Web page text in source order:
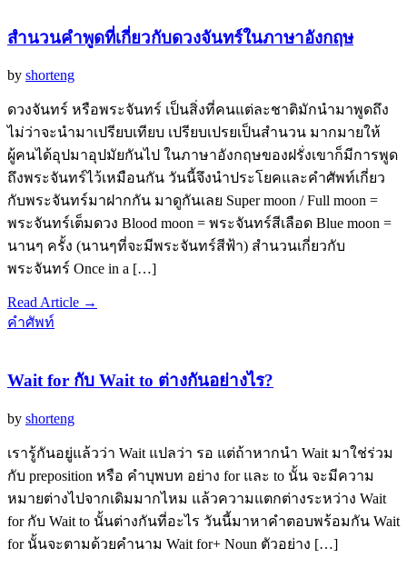
สำนวนคำพูดที่เกี่ยวกับดวงจันทร์ในภาษาอังกฤษ
by shorteng
ดวงจันทร์ หรือพระจันทร์ เป็นสิ่งที่คนแต่ละชาติมักนำมาพูดถึง
ไม่ว่าจะนำมาเปรียบเทียบ เปรียบเปรยเป็นสำนวน มากมายให้
ผู้คนได้อุปมาอุปมัยกันไป ในภาษาอังกฤษของฝรั่งเขาก็มีการพูด
ถึงพระจันทร์ไว้เหมือนกัน วันนี้จึงนำประโยคและคำศัพท์เกี่ยว
กับพระจันทร์มาฝากกัน มาดูกันเลย Super moon / Full moon =
พระจันทร์เต็มดวง Blood moon = พระจันทร์สีเลือด Blue moon =
นานๆ ครั้ง (นานๆที่จะมีพระจันทร์สีฟ้า) สำนวนเกี่ยวกับ
พระจันทร์ Once in a […]
Read Article →
คำศัพท์
Wait for กับ Wait to ต่างกันอย่างไร?
by shorteng
เรารู้กันอยู่แล้วว่า Wait แปลว่า รอ แต่ถ้าหากนำ Wait มาใช่ร่วม
กับ preposition หรือ คำบุพบท อย่าง for และ to นั้น จะมีความ
หมายต่างไปจากเดิมมากไหม แล้วความแตกต่างระหว่าง Wait
for กับ Wait to นั้นต่างกันที่อะไร วันนี้มาหาคำตอบพร้อมกัน Wait
for นั้นจะตามด้วยคำนาม Wait for+ Noun ตัวอย่าง […]